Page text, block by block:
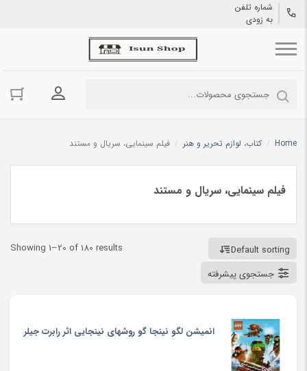
شماره تلفن
به زودی
ورود به
Home
/ کتاب، لوازم تحریر و هنر / فیلم سینمایی، سریال و مستند
فیلم سینمایی، سریال و مستند
Showing 1–20 of 180 results
Default sorting
جستجوی پیشرفته
انمیشن لگو نینجا گو روشهای نینجایی اثر رابرت جیلر